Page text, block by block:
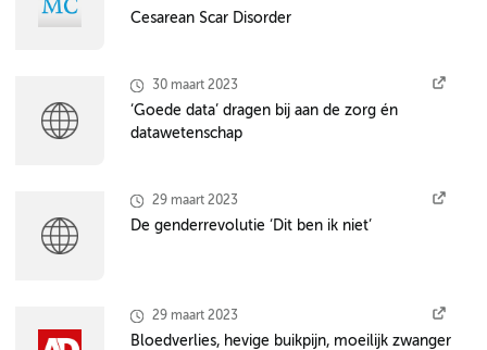
Cesarean Scar Disorder
30 maart 2023
‘Goede data’ dragen bij aan de zorg én
datawetenschap
29 maart 2023
De genderrevolutie ‘Dit ben ik niet’
29 maart 2023
Bloedverlies, hevige buikpijn, moeilijk zwanger